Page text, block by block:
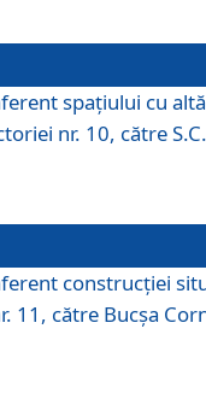
spaţiului cu altă
nr. 10, către S.C.
construcţiei
11, către Bucşa